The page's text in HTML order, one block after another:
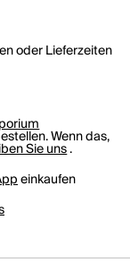
oder Lieferzeiten
Wenn das,
Sie uns.
einkaufen